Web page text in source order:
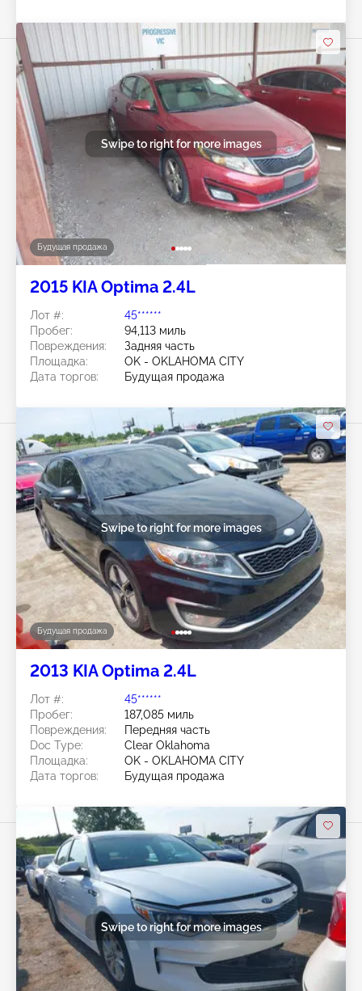
Будущая продажа
Swipe to right for more images
2015 KIA Optima 2.4L
Лот #:
45******
Пробег:
94,113 миль
Повреждения:
Задняя часть
Площадка:
OK - OKLAHOMA CITY
Дата торгов:
Будущая продажа
Будущая продажа
Swipe to right for more images
2013 KIA Optima 2.4L
Лот #:
45******
Пробег:
187,085 миль
Повреждения:
Передняя часть
Doc Type:
Clear Oklahoma
Площадка:
OK - OKLAHOMA CITY
Дата торгов:
Будущая продажа
Swipe to right for more images